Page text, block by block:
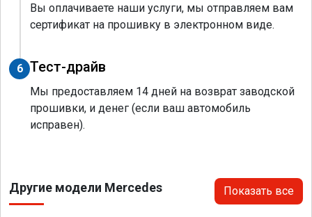
Вы оплачиваете наши услуги, мы отправляем вам
сертификат на прошивку в электронном виде.
6 Тест-драйв
Мы предоставляем 14 дней на возврат заводской
прошивки, и денег (если ваш автомобиль
исправен).
Другие модели Mercedes Показать все